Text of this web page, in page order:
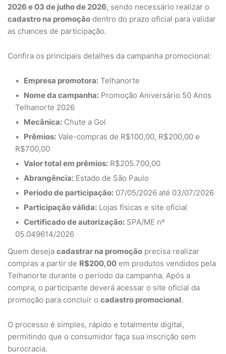
2026 e 03 de julho de 2026, sendo necessário realizar o
cadastro na promoção dentro do prazo oficial para validar
as chances de participação.
Confira os principais detalhes da campanha promocional:
Empresa promotora: Telhanorte
Nome da campanha: Promoção Aniversário 50 Anos
Telhanorte 2026
Mecânica: Chute a Gol
Prêmios: Vale-compras de R$100,00, R$200,00 e
R$700,00
Valor total em prêmios: R$205.700,00
Abrangência: Estado de São Paulo
Período de participação: 07/05/2026 até 03/07/2026
Participação válida: Lojas físicas e site oficial
Certificado de autorização: SPA/ME nº
05.049614/2026
Quem deseja cadastrar na promoção precisa realizar
compras a partir de R$200,00 em produtos vendidos pela
Telhanorte durante o período da campanha. Após a
compra, o participante deverá acessar o site oficial da
promoção para concluir o cadastro promocional.
O processo é simples, rápido e totalmente digital,
permitindo que o consumidor faça sua inscrição sem
burocracia.